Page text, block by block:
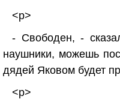
<p>
- Свободен, -
наушники, можешь
дядей Яковом будет
<p>